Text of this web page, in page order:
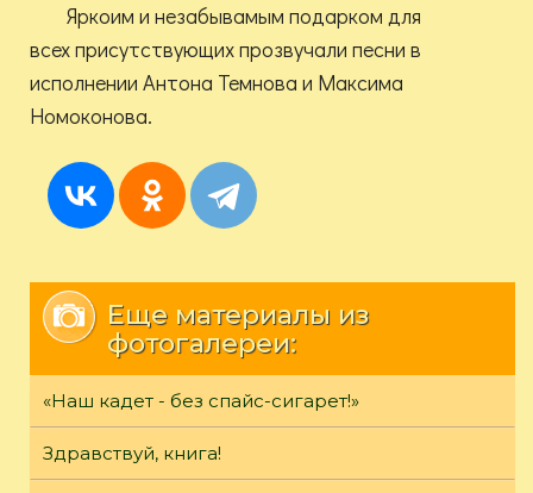
Яркоим и незабывамым подарком для
всех присутствующих прозвучали песни в
исполнении Антона Темнова и Максима
Номоконова.
Еще материалы из
фотогалереи:
«Наш кадет - без спайс-сигарет!»
Здравствуй, книга!